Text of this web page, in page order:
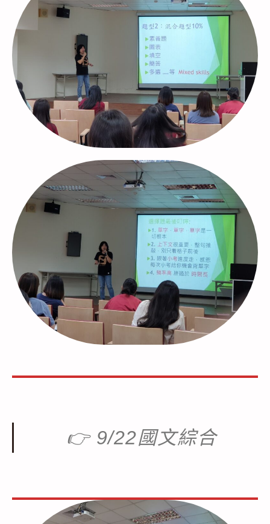
👉9/22國文綜合